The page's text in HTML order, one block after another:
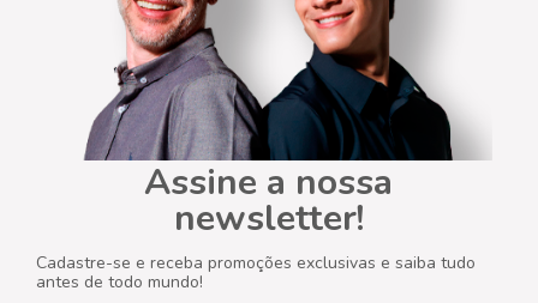
Assine a nossa
newsletter!
Cadastre-se e receba promoções exclusivas e saiba tudo
antes de todo mundo!